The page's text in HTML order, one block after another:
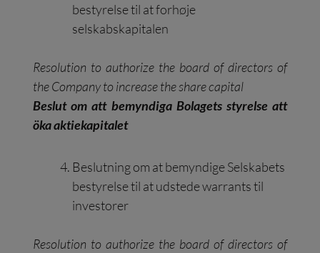
bestyrelse til at forhøje
selskabskapitalen
Resolution to authorize the board of directors of
the Company to increase the share capital
Beslut om att bemyndiga Bolagets styrelse att
öka aktiekapitalet
Beslutning om at bemyndige Selskabets
bestyrelse til at udstede warrants til
investorer
Resolution to authorize the board of directors of